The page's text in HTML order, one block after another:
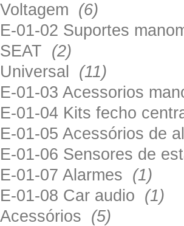
Voltagem (6)
E-01-02 Suportes
SEAT (2)
Universal (11)
E-01-03 Acessorios
E-01-04 Kits fecho
E-01-05 Acessórios de
E-01-06 Sensores de
E-01-07 Alarmes (1)
E-01-08 Car audio (1)
Acessórios (5)